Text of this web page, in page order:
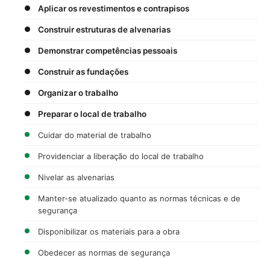
Aplicar os revestimentos e contrapisos
Construir estruturas de alvenarias
Demonstrar competências pessoais
Construir as fundações
Organizar o trabalho
Preparar o local de trabalho
Cuidar do material de trabalho
Providenciar a liberação do local de trabalho
Nivelar as alvenarias
Manter-se atualizado quanto as normas técnicas e de
segurança
Disponibilizar os materiais para a obra
Obedecer as normas de segurança